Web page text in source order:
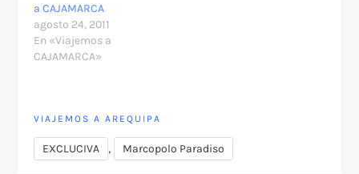
a CAJAMARCA
agosto 24, 2011
En «Viajemos a
CAJAMARCA»
VIAJEMOS A AREQUIPA
EXCLUCIVA , Marcopolo Paradiso